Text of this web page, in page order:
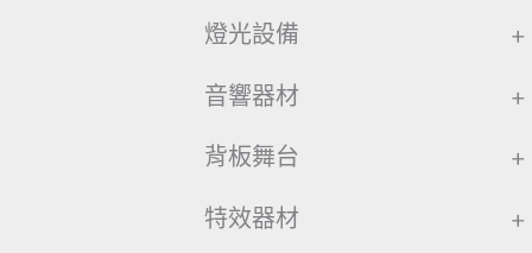
燈光設備 +
音響器材 +
背板舞台 +
特效器材 +